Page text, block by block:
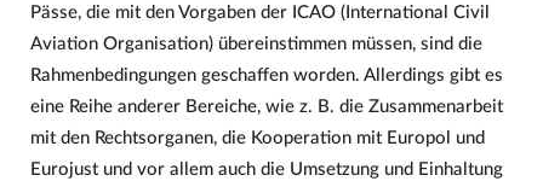
Pässe, die mit den Vorgaben der ICAO (International Civil
Aviation Organisation) übereinstimmen müssen, sind die
Rahmenbedingungen geschaffen worden. Allerdings gibt es
eine Reihe anderer Bereiche, wie z. B. die Zusammenarbeit
mit den Rechtsorganen, die Kooperation mit Europol und
Eurojust und vor allem auch die Umsetzung und Einhaltung